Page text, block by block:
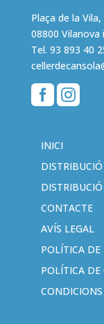
Plaça de la Vila,
08800 Vilanova
Tel. 93 893 40
 
INICI
CONTACTE
AVÍS LEGAL
POLÍTICA DE
POLÍTICA DE
CONDICIONS